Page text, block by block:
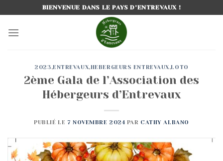
au
contenu
BIENVENUE DANS LE PAYS D'ENTREVAUX !
2023,ENTREVAUX,HEBERGEURS ENTREVAUX,LOTO
2ème Gala de l’Association des
Hébergeurs d’Entrevaux
PUBLIÉ LE 7 NOVEMBRE 2024 PAR CATHY ALBANO